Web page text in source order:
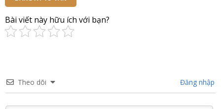
Bài viết này hữu ích với bạn?
Theo dõi Đăng nhập